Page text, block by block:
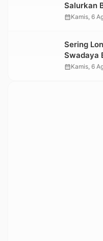
Salurkan
calendar_monthKamis, 6
Sering
Swadaya
Jalan
calendar_monthKamis, 6